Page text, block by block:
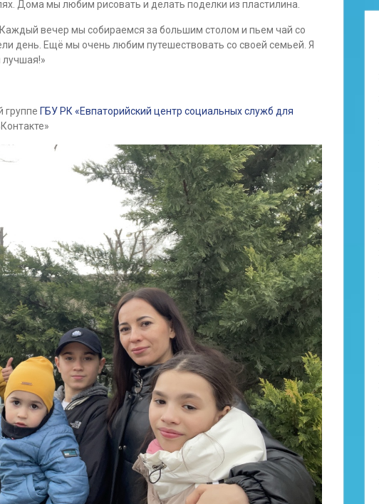
Дома мы любим рисовать и делать поделки из пластилина.
вечер мы собираемся за большим столом и пьем чай со
день. Ещё мы очень любим путешествовать со своей семьей. Я
ГБУ РК «Евпаторийский центр социальных служб для